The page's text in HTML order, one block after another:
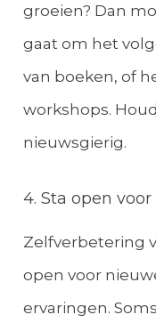
groeien? Dan
gaat om het
van boeken, of
workshops.
nieuwsgierig.
4. Sta open
Zelfverbetering
open voor
ervaringen.